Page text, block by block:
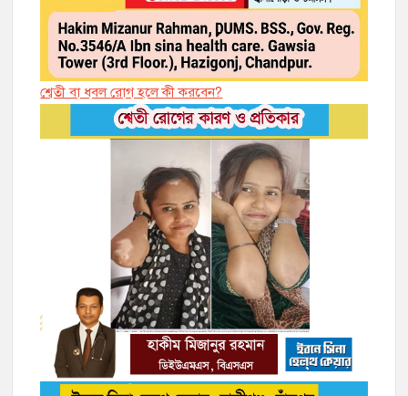
শ্বেতী বা ধবল রোগ হলে কী করবেন?